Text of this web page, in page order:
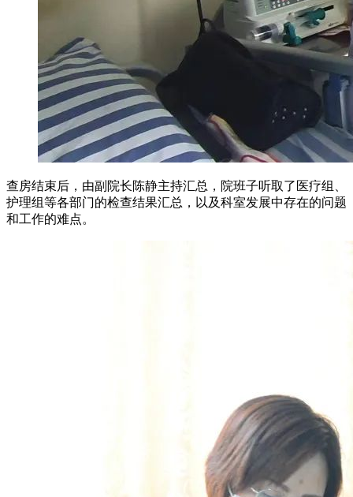
查房结束后，由副院长陈静主持汇总，院班子听取了医疗组、
护理组等各部门的检查结果汇总，以及科室发展中存在的问题
和工作的难点。